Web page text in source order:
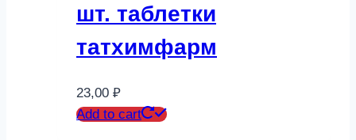
шт. таблетки
татхимфарм
23,00 ₽
Add to cart